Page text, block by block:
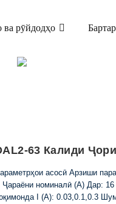
ва рӯйдодҳо
63 Калиди
асосӣ Арзиши
Ҷараёни номиналӣ (A) Дар:
I (A): 0.03,0.1,0.3